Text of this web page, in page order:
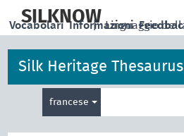
main
SILKNOW
| Linguaggio
Vocabolari Informazioni
Silk Heritage Thesaurus
francese